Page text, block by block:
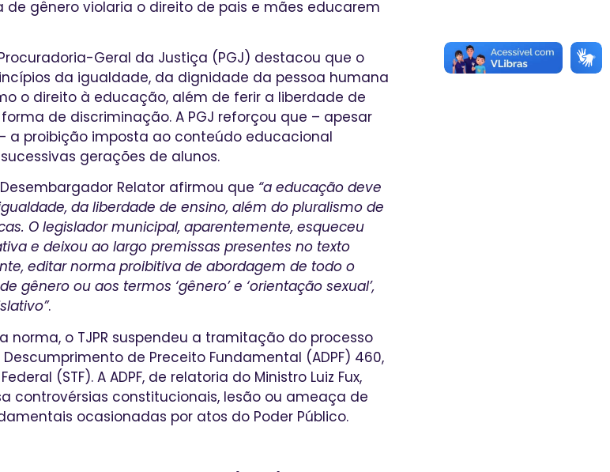
de gênero violaria o direito de pais e mães educarem
Geral da Justiça (PGJ) destacou que o
da igualdade, da dignidade da pessoa humana
o direito à educação, além de ferir a liberdade de
de discriminação. A PGJ reforçou que – apesar
a proibição imposta ao conteúdo educacional
gerações de alunos.
Relator afirmou que “a educação deve
da liberdade de ensino, além do pluralismo de
O legislador municipal, aparentemente, esqueceu
e deixou ao largo premissas presentes no texto
editar norma proibitiva de abordagem de todo o
gênero ou aos termos ‘gênero’ e ‘orientação sexual’,
.
norma, o TJPR suspendeu a tramitação do processo
de Preceito Fundamental (ADPF) 460,
(STF). A ADPF, de relatoria do Ministro Luiz Fux,
controvérsias constitucionais, lesão ou ameaça de
ocasionadas por atos do Poder Público.